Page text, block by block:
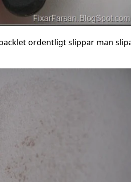
ordentligt slippar man